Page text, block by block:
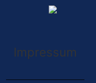
Impressum